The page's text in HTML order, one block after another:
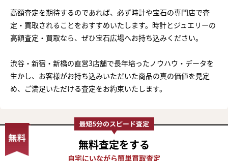
高額査定を期待するのであれば、必ず時計や宝石の専門店で査
定・買取されることをおすすめいたします。時計とジュエリーの
高額査定・買取なら、ぜひ宝石広場へお持ち込みください。
渋谷・新宿・新橋の直営3店舗で長年培ったノウハウ・データを
生かし、お客様がお持ち込みいただいた商品の真の価値を見定
め、ご満足いただける査定をお約束いたします。
無料査定をする